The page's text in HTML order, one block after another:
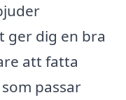
ger dig en bra
att fatta
passar